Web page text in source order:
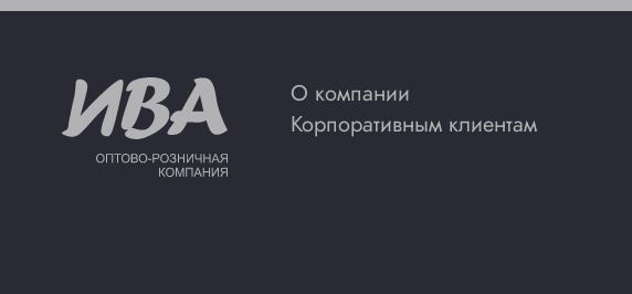
О компании
Корпоративным клиентам